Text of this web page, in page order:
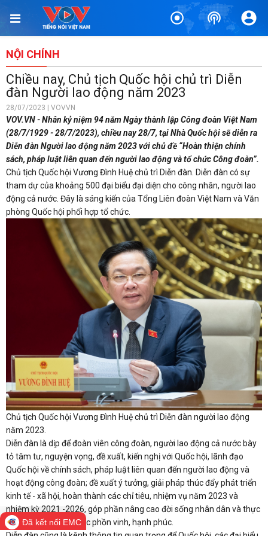
NỘI CHÍNH
Chiều nay, Chủ tịch Quốc hội chủ trì Diễn
đàn Người lao động năm 2023
28/07/2023 | VOVVN
VOV.VN - Nhân kỷ niệm 94 năm Ngày thành lập Công đoàn Việt Nam
(28/7/1929 - 28/7/2023), chiều nay 28/7, tại Nhà Quốc hội sẽ diễn ra
Diễn đàn Người lao động năm 2023 với chủ đề “Hoàn thiện chính
sách, pháp luật liên quan đến người lao động và tổ chức Công đoàn”.
Chủ tịch Quốc hội Vương Đình Huệ chủ trì Diễn đàn. Diễn đàn có sự
tham dự của khoảng 500 đại biểu đại diện cho công nhân, người lao
động cả nước. Đây là sáng kiến của Tổng Liên đoàn Việt Nam và Văn
phòng Quốc hội phối hợp tổ chức.
Chủ tịch Quốc hội Vương Đình Huệ chủ trì Diễn đàn người lao động
năm 2023.
Diễn đàn là dịp để đoàn viên công đoàn, người lao động cả nước bày
tỏ tâm tư, nguyện vọng, đề xuất, kiến nghị với Quốc hội, lãnh đạo
Quốc hội về chính sách, pháp luật liên quan đến người lao động và
hoạt động công đoàn; đề xuất ý tưởng, giải pháp thúc đẩy phát triển
kinh tế - xã hội, hoàn thành các chỉ tiêu, nhiệm vụ năm 2023 và
nhiệm kỳ 2021 -2026, góp phần nâng cao đời sống nhân dân và thực
hiện khát vọng dân tộc phồn vinh, hạnh phúc.
Đã kết nối EMC